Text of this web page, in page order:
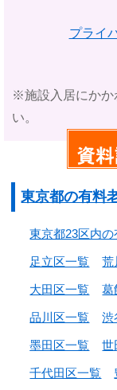
プライ
※施設入居にかか
い。
東京都の有料
東京都23区内
足立区一覧 荒
大田区一覧 葛
品川区一覧 渋
墨田区一覧 世
千代田区一覧